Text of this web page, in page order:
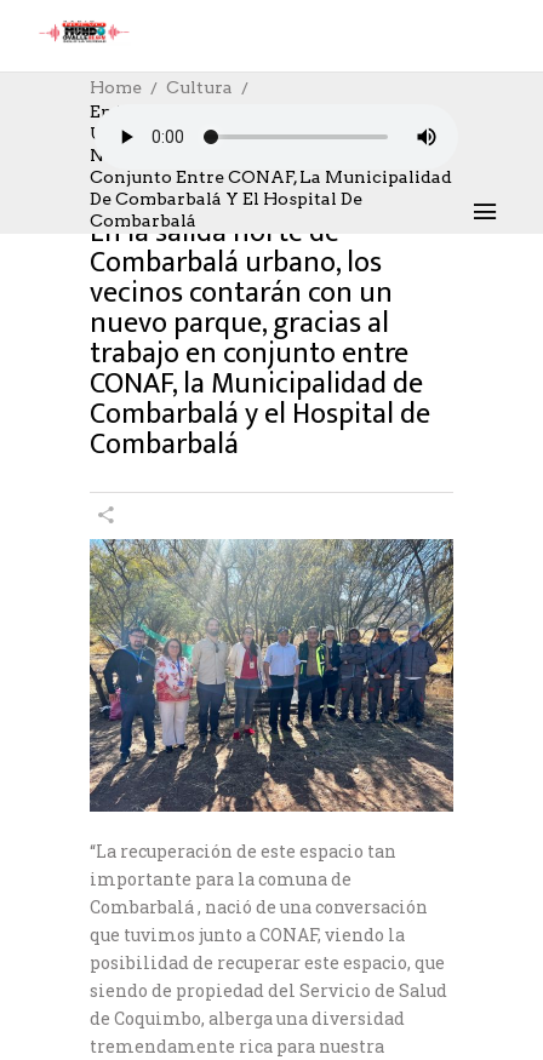
Home
Cultura
En La Salida Norte De Combarbalá
Urbano, Los Vecinos Contarán Con Un
Nuevo Parque, Gracias Al Trabajo En
Conjunto Entre CONAF, La Municipalidad
De Combarbalá Y El Hospital De
Combarbalá
CULTURA,CULTURE
18/08/2023
AUTHOR: HECTOR
0 COMMENTS
En la salida norte de
Combarbalá urbano, los
vecinos contarán con un
nuevo parque, gracias al
trabajo en conjunto entre
CONAF, la Municipalidad de
Combarbalá y el Hospital de
Combarbalá
“La recuperación de este espacio tan
importante para la comuna de
Combarbalá , nació de una conversación
que tuvimos junto a CONAF, viendo la
posibilidad de recuperar este espacio, que
siendo de propiedad del Servicio de Salud
de Coquimbo, alberga una diversidad
tremendamente rica para nuestra